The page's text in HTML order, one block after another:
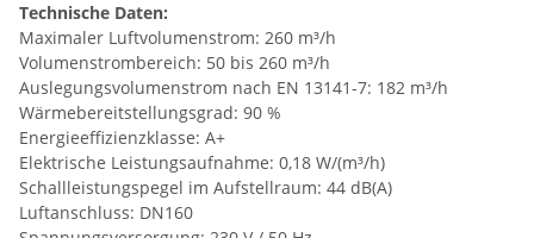
Technische Daten:
Maximaler Luftvolumenstrom: 260 m³/h
Volumenstrombereich: 50 bis 260 m³/h
Auslegungsvolumenstrom nach EN 13141-7: 182 m³/h
Wärmebereitstellungsgrad: 90 %
Energieeffizienzklasse: A+
Elektrische Leistungsaufnahme: 0,18 W/(m³/h)
Schallleistungspegel im Aufstellraum: 44 dB(A)
Luftanschluss: DN160